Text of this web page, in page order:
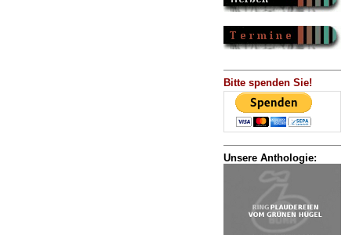
Bitte spenden Sie!
Unsere Anthologie: